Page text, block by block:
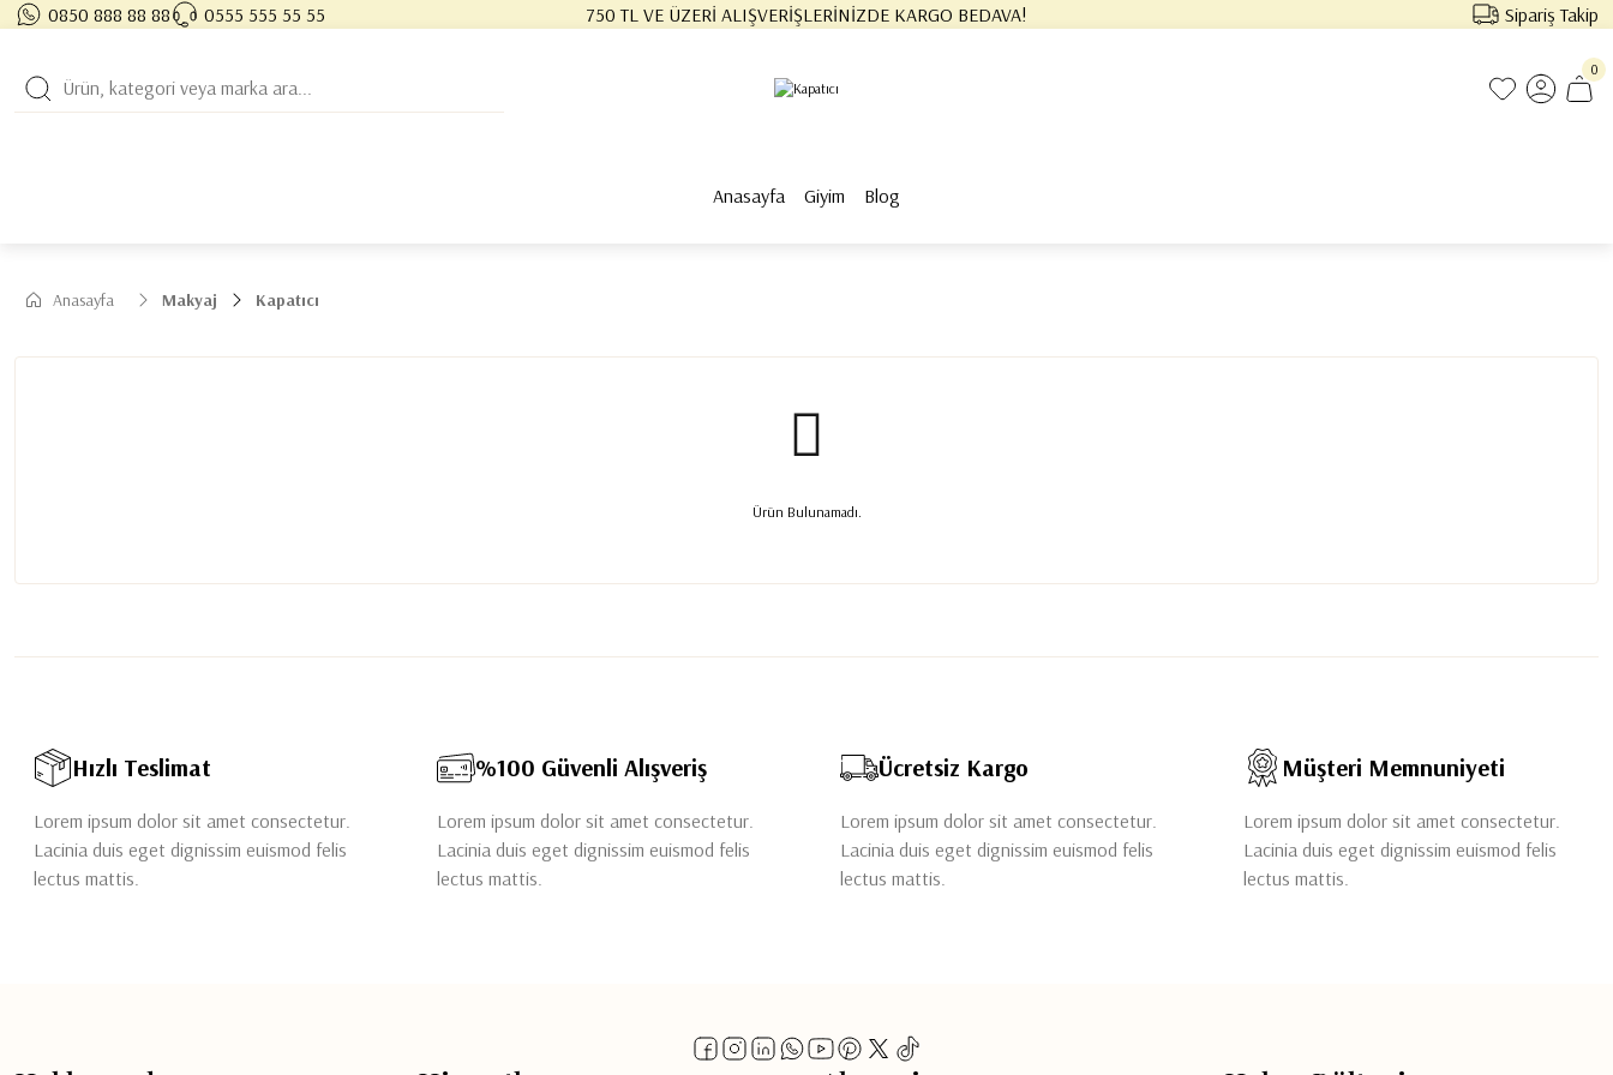
0850 888 88 88 0555 555 55 55
750 TL VE ÜZERİ ALIŞVERİŞLERİNİZDE KARGO BEDAVA!
750 TL VE ÜZERİ ALIŞVERİŞLERİNİZDE KARGO BEDAVA! #3
750 TL VE ÜZERİ ALIŞVERİŞLERİNİZDE KARGO BEDAVA!
Sipariş Takip
0
Anasayfa Giyim Blog
Anasayfa Makyaj Kapatıcı
Ürün Bulunamadı.
Hızlı Teslimat
Lorem ipsum dolor sit amet consectetur.
Lacinia duis eget dignissim euismod felis
lectus mattis.
%100 Güvenli Alışveriş
Lorem ipsum dolor sit amet consectetur.
Lacinia duis eget dignissim euismod felis
lectus mattis.
Ücretsiz Kargo
Lorem ipsum dolor sit amet consectetur.
Lacinia duis eget dignissim euismod felis
lectus mattis.
Müşteri Memnuniyeti
Lorem ipsum dolor sit amet consectetur.
Lacinia duis eget dignissim euismod felis
lectus mattis.